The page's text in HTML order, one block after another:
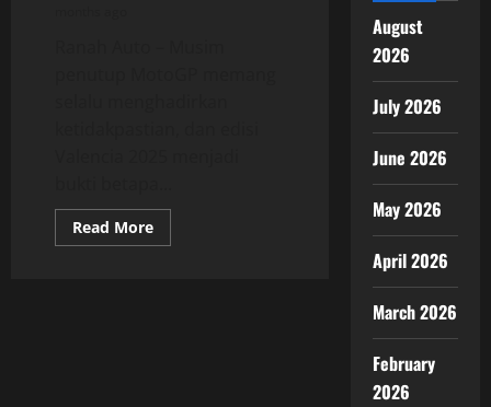
Read MoreRead
more
August
2026
July 2026
June 2026
May 2026
April 2026
March 2026
February
2026